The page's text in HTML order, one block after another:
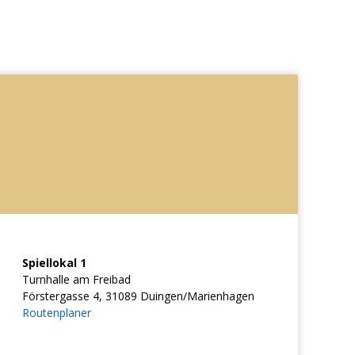
Spiellokal 1
Turnhalle am Freibad
Förstergasse 4, 31089 Duingen/Marienhagen
Routenplaner